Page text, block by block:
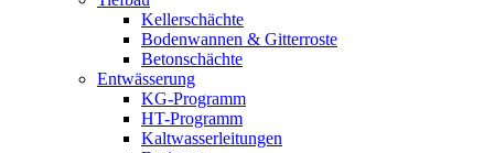
Kellerschächte
Bodenwannen & Gitterroste
Betonschächte
Entwässerung
KG-Programm
HT-Programm
Kaltwasserleitungen